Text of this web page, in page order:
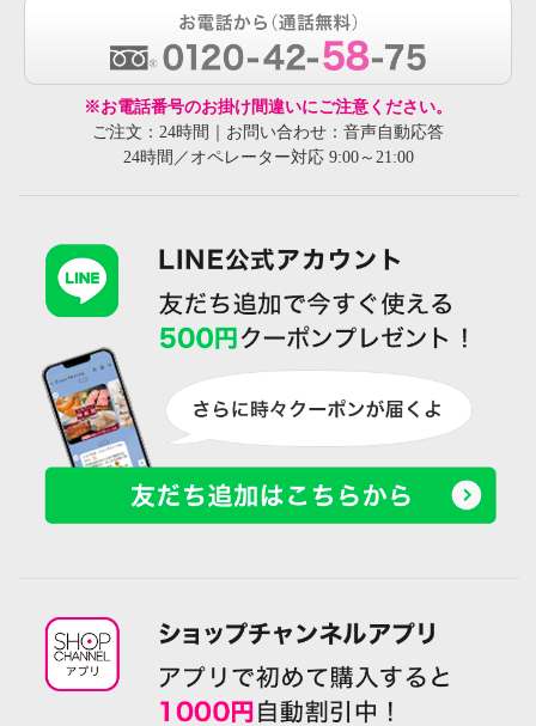
※お電話番号のお掛け間違いにご注意ください。
ご注文：24時間｜お問い合わせ：音声自動応答
24時間／オペレーター対応 9:00～21:00